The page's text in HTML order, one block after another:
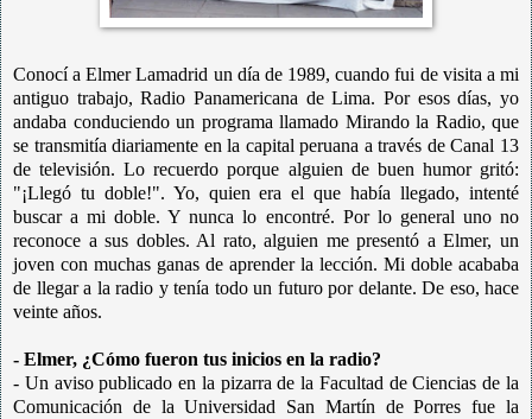
Conocí a Elmer Lamadrid un día de 1989, cuando fui de visita a mi
antiguo trabajo, Radio Panamericana de Lima. Por esos días, yo
andaba conduciendo un programa llamado Mirando la Radio, que
se transmitía diariamente en la capital peruana a través de Canal 13
de televisión. Lo recuerdo porque alguien de buen humor gritó:
"¡Llegó tu doble!". Yo, quien era el que había llegado, intenté
buscar a mi doble. Y nunca lo encontré. Por lo general uno no
reconoce a sus dobles. Al rato, alguien me presentó a Elmer, un
joven con muchas ganas de aprender la lección. Mi doble acababa
de llegar a la radio y tenía todo un futuro por delante. De eso, hace
veinte años.
- Elmer, ¿Cómo fueron tus inicios en la radio?
- Un aviso publicado en la pizarra de la Facultad de Ciencias de la
Comunicación de la Universidad San Martín de Porres fue la